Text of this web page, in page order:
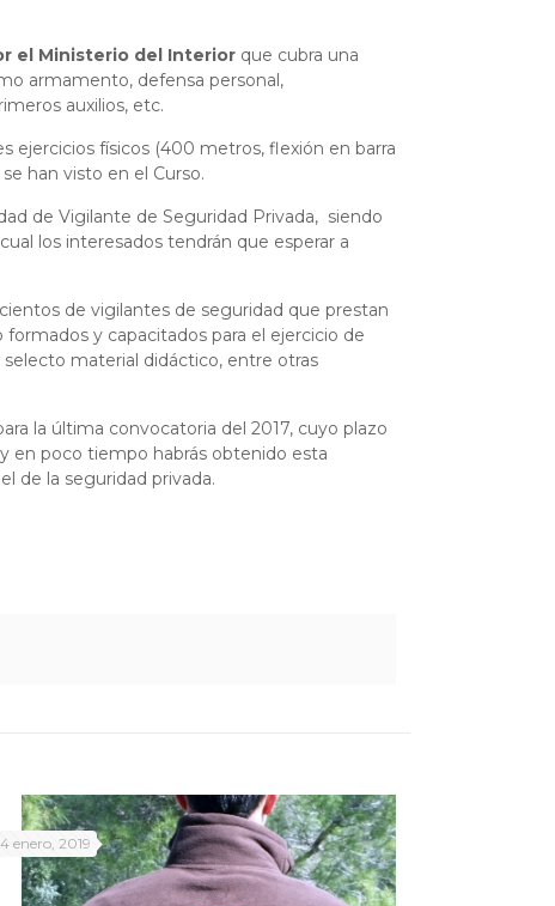
el Ministerio del Interior que cubra una
armamento, defensa personal,
auxilios, etc.
ejercicios físicos (400 metros, flexión en barra
han visto en el Curso.
de Vigilante de Seguridad Privada, siendo
los interesados tendrán que esperar a
de vigilantes de seguridad que prestan
y capacitados para el ejercicio de
material didáctico, entre otras
la última convocatoria del 2017, cuyo plazo
en poco tiempo habrás obtenido esta
de la seguridad privada.
enero, 2019